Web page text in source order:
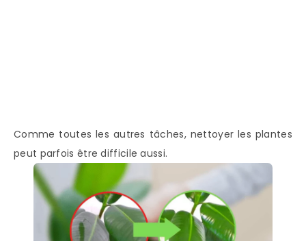
Comme toutes les autres tâches, nettoyer les plantes
peut parfois être difficile aussi.